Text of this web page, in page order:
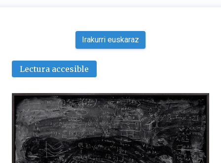
Irakurri euskaraz
Lectura accesible